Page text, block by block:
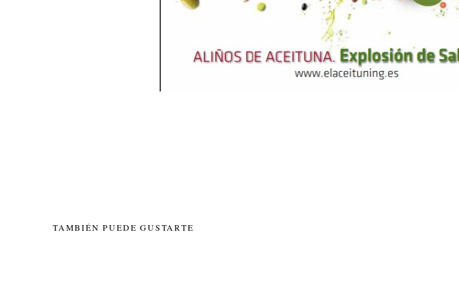
TAMBIÉN PUEDE GUSTARTE